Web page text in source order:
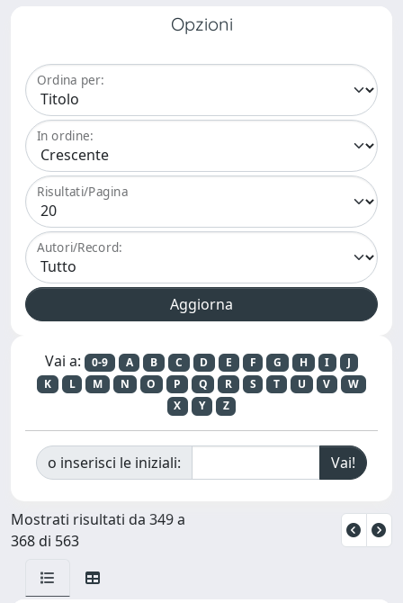
Opzioni
Ordina per:
In ordine:
Risultati/Pagina
Autori/Record:
Vai a: 0-9 A B C D E F G H I
J
K
L M N O P Q R S T U V
W
X
Y Z
o inserisci le iniziali:
Mostrati risultati da 349 a
368 di 563